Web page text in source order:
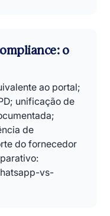
o
ao portal;
unificação de
de
do fornecedor
vs-